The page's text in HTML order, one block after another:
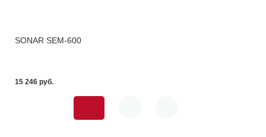
SONAR SEM-600
15 246 pуб.